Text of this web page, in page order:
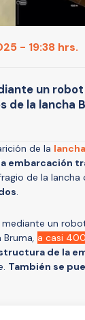
- 19:38 hrs.
un
de la lancha
de la
embarcación
de la
.
un
Bruma, a casi
de la
También se